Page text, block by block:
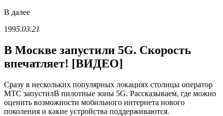
В далее
1995.03.21
В Москве запустили 5G. Скорость
впечатляет! [ВИДЕО]
Сразу в нескольких популярных локациях столицы оператор
МТС запустилВ пилотные зоны 5G. Рассказываем, где можно
оценить возможности мобильного интернета нового
поколения и какие устройства поддерживаются.